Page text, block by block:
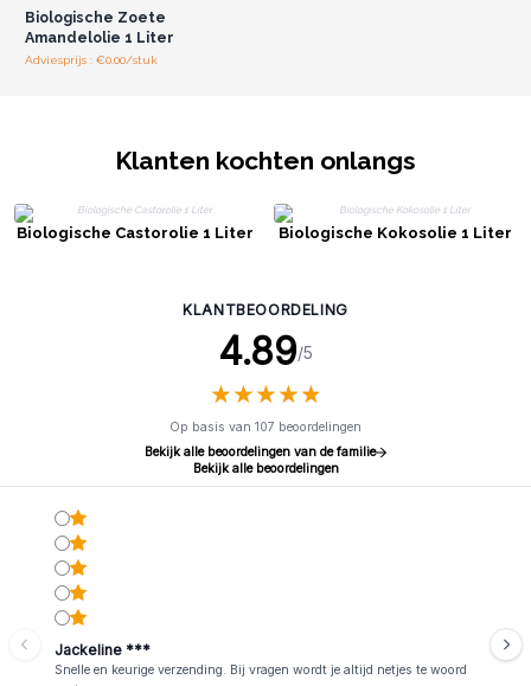
Biologische Zoete
Amandelolie 1 Liter
Adviesprijs : €0.00/stuk
Klanten kochten onlangs
Biologische Castorolie 1 Liter Biologische Kokosolie 1 Liter
KLANTBEOORDELING
4.89/5
★★★★★
★★★★★
Op basis van 107 beoordelingen
Bekijk alle beoordelingen van de familie
Bekijk alle beoordelingen
Jackeline ***
Snelle en keurige verzending. Bij vragen wordt je altijd netjes te woord